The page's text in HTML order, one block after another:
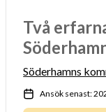
Två
Söderhamns
Ansök senast: